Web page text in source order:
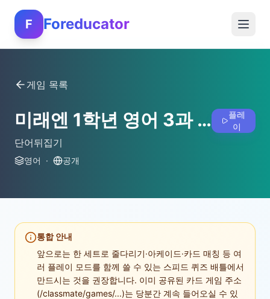
F Foreducator
게임 목록
미래엔 1학년 영어 3과 단어 - 1
단어뒤집기
영어 · 공개
플레
이
통합 안내
앞으로는 한 세트로 줄다리기·아케이드·카드 매칭 등 여
러 플레이 모드를 함께 쓸 수 있는 스피드 퀴즈 배틀에서
만드시는 것을 권장합니다. 이미 공유된 카드 게임 주소
(/classmate/games/...)는 당분간 계속 들어오실 수 있